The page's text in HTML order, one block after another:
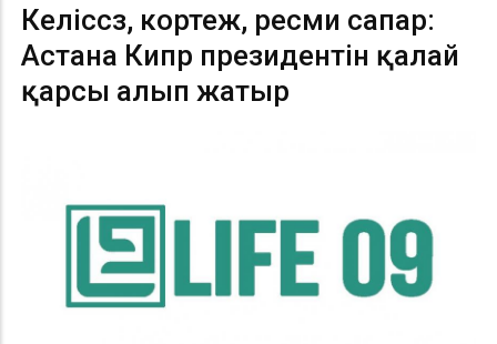
Келіссөз, кортеж, ресми сапар:
Астана Кипр президентін қалай
қарсы алып жатыр